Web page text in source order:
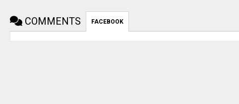
COMMENTS FACEBOOK